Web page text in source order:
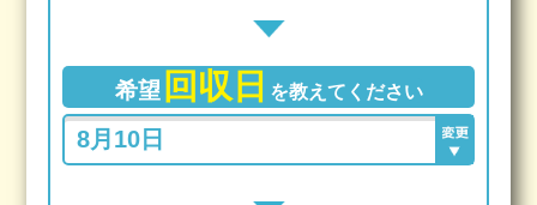
希望 回収日 を教えてください